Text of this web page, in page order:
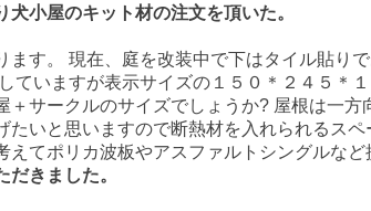
小屋のキット材の注文を頂いた。
ます。 現在、庭を改装中で下はタイル貼り
ていますが表示サイズの１５０＊２４５＊
＋サークルのサイズでしょうか? 屋根は一
たいと思いますので断熱材を入れられるスペ
えてポリカ波板やアスファルトシングルなど
だきました。